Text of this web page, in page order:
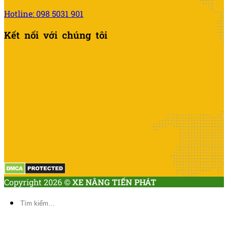
Hotline: 098 5031 901
Kết nối với chúng tôi
Copyright 2026 ©XE NÂNG TIẾN PHÁT
Tìm